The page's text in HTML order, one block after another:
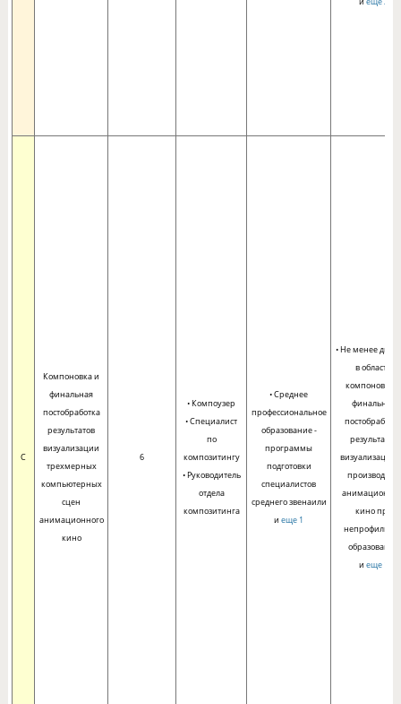
C
Компоновка и
финальная
постобработка
результатов
визуализации
трехмерных
компьютерных
сцен
анимационного
кино
6
• Компоузер
• Специалист
по
композитингу
• Руководитель
отдела
композитинга
• Среднее
профессиональное
образование -
программы
подготовки
специалистов
среднего звенаили
иеще 1
• Не менее двух
в области
компоновки
финальной
результатов
визуализации
производстве
кино при
образовании
иеще 1